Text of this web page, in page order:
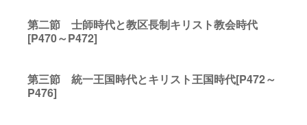
第二節 士師時代と教区長制キリスト教会時代
[P470～P472]
第三節 統一王国時代とキリスト王国時代[P472～
P476]